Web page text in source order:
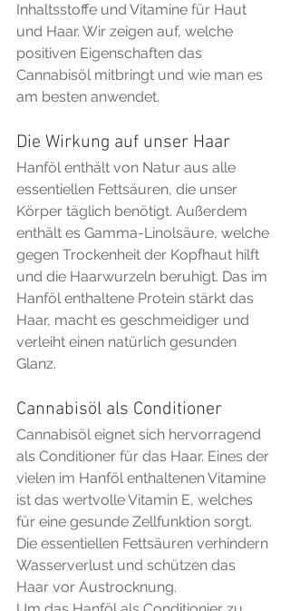
Inhaltsstoffe und Vitamine für Haut
und Haar. Wir zeigen auf, welche
positiven Eigenschaften das
Cannabisöl mitbringt und wie man es
am besten anwendet.
Die Wirkung auf unser Haar
Hanföl enthält von Natur aus alle
essentiellen Fettsäuren, die unser
Körper täglich benötigt. Außerdem
enthält es Gamma-Linolsäure, welche
gegen Trockenheit der Kopfhaut hilft
und die Haarwurzeln beruhigt. Das im
Hanföl enthaltene Protein stärkt das
Haar, macht es geschmeidiger und
verleiht einen natürlich gesunden
Glanz.
Cannabisöl als Conditioner
Cannabisöl eignet sich hervorragend
als Conditioner für das Haar. Eines der
vielen im Hanföl enthaltenen Vitamine
ist das wertvolle Vitamin E, welches
für eine gesunde Zellfunktion sorgt.
Die essentiellen Fettsäuren verhindern
Wasserverlust und schützen das
Haar vor Austrocknung.